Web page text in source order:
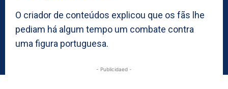
O criador de conteúdos explicou que os fãs lhe
pediam há algum tempo um combate contra
uma figura portuguesa.
- Publicidaed -